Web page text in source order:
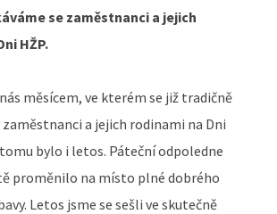
se zaměstnanci a jejich
HŽP.
měsícem, ve kterém se již tradičně
a jejich rodinami na Dni
tomu bylo i letos. Páteční odpoledne
proměnilo na místo plné dobrého
Letos jsme se sešli ve skutečně